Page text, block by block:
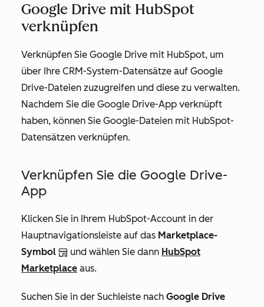
Google Drive mit HubSpot
verknüpfen
Verknüpfen Sie Google Drive mit HubSpot, um
über Ihre CRM-System-Datensätze auf Google
Drive-Dateien zuzugreifen und diese zu verwalten.
Nachdem Sie die Google Drive-App verknüpft
haben, können Sie Google-Dateien mit HubSpot-
Datensätzen verknüpfen.
Verknüpfen Sie die Google Drive-
App
Klicken Sie in Ihrem HubSpot-Account in der
Hauptnavigationsleiste auf das Marketplace-
Symbol
und wählen Sie dann HubSpot
Marketplace aus.
Suchen Sie in der Suchleiste nach Google Drive